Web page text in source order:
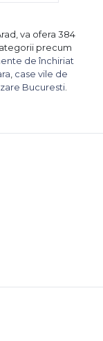
va ofera 384
precum
de închiriat
case vile de
Bucuresti